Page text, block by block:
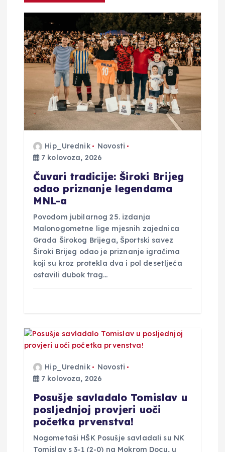
o
b
a
v
Hip_Urednik
Novosti
7 kolovoza, 2026
Čuvari tradicije: Široki Brijeg
odao priznanje legendama
MNL-a
Povodom jubilarnog 25. izdanja
Malonogometne lige mjesnih zajednica
Grada Širokog Brijega, Športski savez
Široki Brijeg odao je priznanje igračima
koji su kroz protekla dva i pol desetljeća
ostavili dubok trag…
Hip_Urednik
Novosti
7 kolovoza, 2026
Posušje savladalo Tomislav u
posljednjoj provjeri uoči
početka prvenstva!
Nogometaši HŠK Posušje savladali su NK
Tomislav s 3-1 (2-0) na Mokrom Docu, u